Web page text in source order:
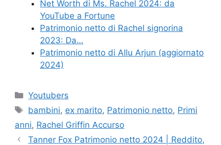
Net Worth di Ms. Rachel 2024: da
YouTube a Fortune
Patrimonio netto di Rachel signorina
2023: Da…
Patrimonio netto di Allu Arjun (aggiornato
2024)
Categories
Youtubers
Tags
bambini, ex marito, Patrimonio netto, Primi
anni, Rachel Griffin Accurso
Tanner Fox Patrimonio netto 2024 | Reddito,